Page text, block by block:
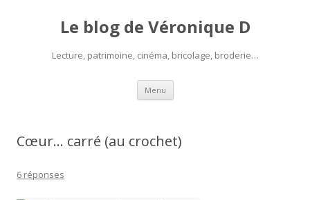
Le blog de Véronique D
Lecture, patrimoine, cinéma, bricolage, broderie…
Menu Aller
contenu
Cœur… carré (au crochet)
6 réponses